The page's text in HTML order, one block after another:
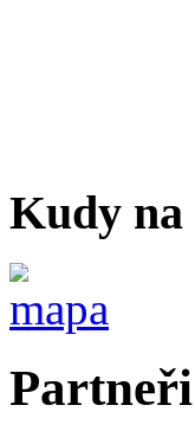
Kudy na
Partneři